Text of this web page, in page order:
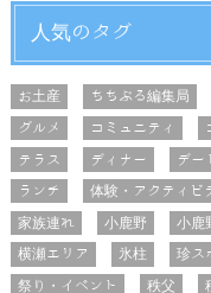
人気のタグ
お土産 ちちぶる編集局
グルメ
コミュニティ
テラス
ディナー デー
ランチ
体験・アクティビ
家族連れ
小鹿野 小鹿
横瀬エリア
氷柱 珍ス
祭り・イベント
秩父